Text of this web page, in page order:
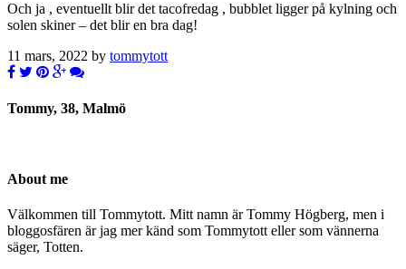
Och ja , eventuellt blir det tacofredag , bubblet ligger på kylning och
solen skiner – det blir en bra dag!
11 mars, 2022 by tommytott
Tommy, 38, Malmö
About me
Välkommen till Tommytott. Mitt namn är Tommy Högberg, men i
bloggosfären är jag mer känd som Tommytott eller som vännerna
säger, Totten.